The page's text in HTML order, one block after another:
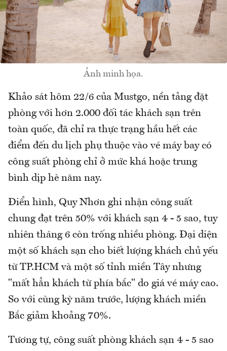
Ảnh minh họa.
Khảo sát hôm 22/6 của Mustgo, nền tảng đặt
phòng với hơn 2.000 đối tác khách sạn trên
toàn quốc, đã chỉ ra thực trạng hầu hết các
điểm đến du lịch phụ thuộc vào vé máy bay có
công suất phòng chỉ ở mức khá hoặc trung
bình dịp hè năm nay.
Điển hình, Quy Nhơn ghi nhận công suất
chung đạt trên 50% với khách sạn 4 - 5 sao, tuy
nhiên tháng 6 còn trống nhiều phòng. Đại diện
một số khách sạn cho biết lượng khách chủ yếu
từ TP.HCM và một số tỉnh miền Tây nhưng
"mất hẳn khách từ phía bắc" do giá vé máy cao.
So với cùng kỳ năm trước, lượng khách miền
Bắc giảm khoảng 70%.
Tương tự, công suất phòng khách sạn 4 - 5 sao